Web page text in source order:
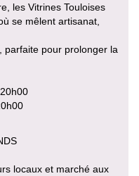
les Vitrines Touloises
se mêlent artisanat,
parfaite pour prolonger la
locaux et marché aux